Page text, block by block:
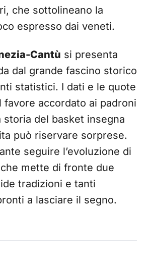
che sottolineano la
espresso dai veneti.
Cantù si presenta
dal grande fascino storico
statistici. I dati e le quote
favore accordato ai padroni
storia del basket insegna
può riservare sorprese.
seguire l’evoluzione di
mette di fronte due
tradizioni e tanti
a lasciare il segno.